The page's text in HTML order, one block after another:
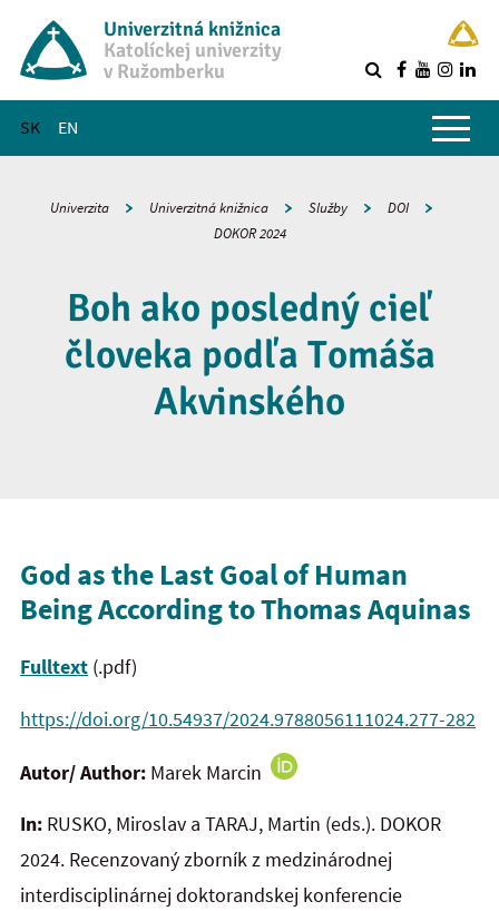
Univerzitná knižnica
Katolíckej univerzity
v Ružomberku
SK EN
Hlavné menu
Univerzita Univerzitná knižnica Služby
DOI
DOKOR 2024
Boh ako posledný cieľ
človeka podľa Tomáša
Akvinského
God as the Last Goal of Human
Being According to Thomas Aquinas
Fulltext (.pdf)
https://doi.org/10.54937/2024.9788056111024.277-282
Autor/ Author: Marek Marcin
In: RUSKO, Miroslav a TARAJ, Martin (eds.). DOKOR
2024. Recenzovaný zborník z medzinárodnej
interdisciplinárnej doktorandskej konferencie